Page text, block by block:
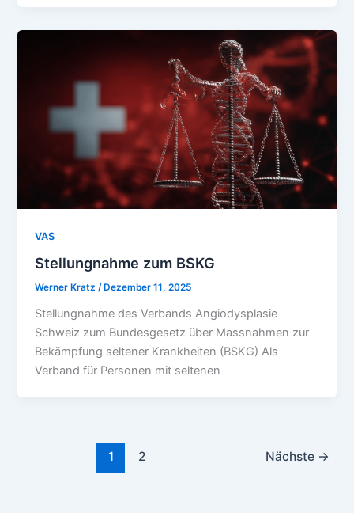
VAS
Stellungnahme zum BSKG
Werner Kratz/ Dezember 11, 2025
Stellungnahme des Verbands Angiodysplasie
Schweiz zum Bundesgesetz über Massnahmen zur
Bekämpfung seltener Krankheiten (BSKG) Als
Verband für Personen mit seltenen
1 2 Nächste →